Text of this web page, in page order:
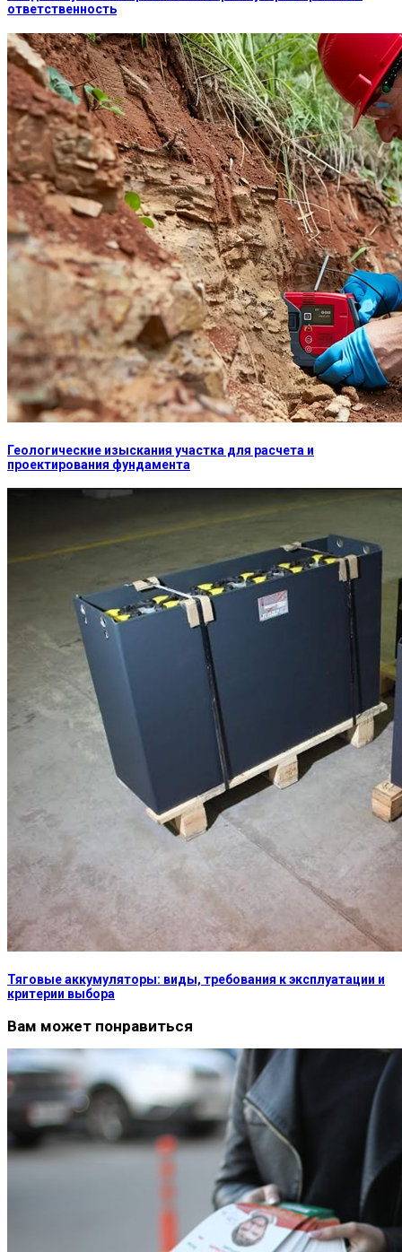
ответственность
Геологические изыскания участка для расчета и
проектирования фундамента
Тяговые аккумуляторы: виды, требования к эксплуатации и
критерии выбора
Вам может понравиться